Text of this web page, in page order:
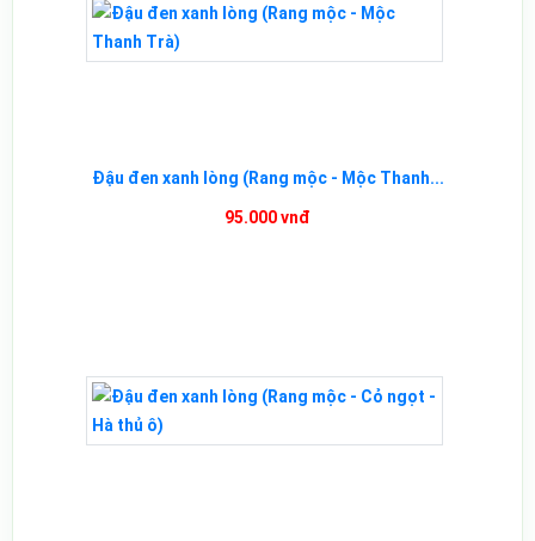
Đậu đen xanh lòng (Rang mộc - Mộc Thanh...
95.000 vnđ